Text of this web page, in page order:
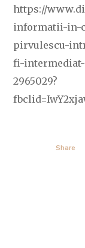
https://
informatii-in-
pirvulescu-
fi-
2965029?
Share